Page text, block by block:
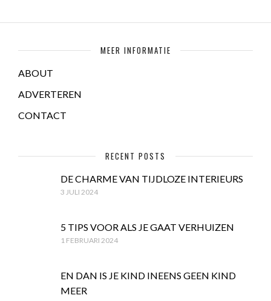
MEER INFORMATIE
ABOUT
ADVERTEREN
CONTACT
RECENT POSTS
DE CHARME VAN TIJDLOZE INTERIEURS
3 JULI 2024
5 TIPS VOOR ALS JE GAAT VERHUIZEN
1 FEBRUARI 2024
EN DAN IS JE KIND INEENS GEEN KIND
MEER